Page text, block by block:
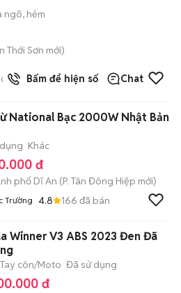
ngõ, hẻm
Thới Sơn mới)
đã bánBấm để hiện số Chat
National Bạc 2000W Nhật Bản
Khác
đ
phố Dĩ An (P. Tân Đông Hiệp mới)
Trường 4.8 166 đã bán
Winner V3 ABS 2023 Đen Đã
Tay côn/Moto Đã sử dụng
đ